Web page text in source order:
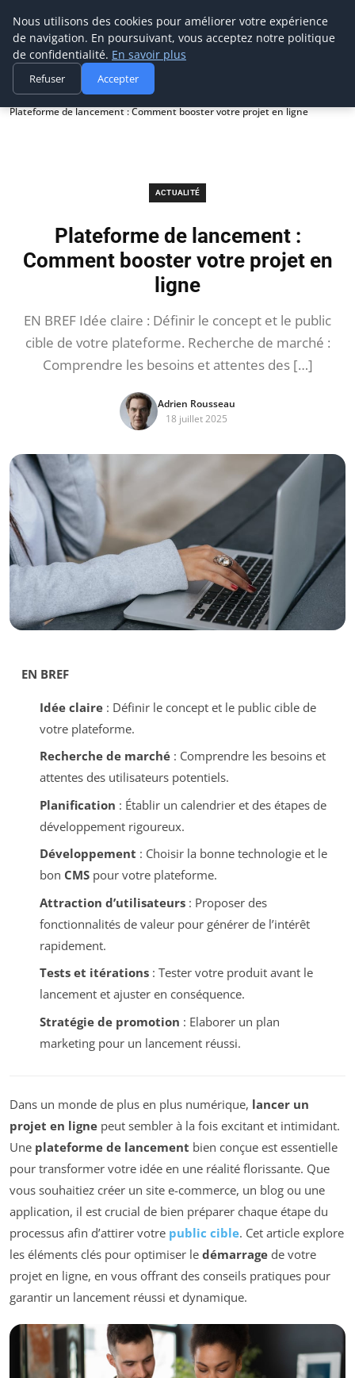
Prospection Pro
Accueil
Actualité
Plateforme de lancement : Comment booster votre projet en ligne
ACTUALITÉ
Plateforme de lancement :
Comment booster votre projet en
ligne
EN BREF Idée claire : Définir le concept et le public
cible de votre plateforme. Recherche de marché :
Comprendre les besoins et attentes des […]
Adrien Rousseau
18 juillet 2025
EN BREF
Idée claire: Définir le concept et le public cible de
votre plateforme.
Recherche de marché: Comprendre les besoins et
attentes des utilisateurs potentiels.
Planification : Établir un calendrier et des étapes de
développement rigoureux.
Développement : Choisir la bonne technologie et le
bon CMSpour votre plateforme.
Attraction d’utilisateurs: Proposer des
fonctionnalités de valeur pour générer de l’intérêt
rapidement.
Tests et itérations: Tester votre produit avant le
lancement et ajuster en conséquence.
Stratégie de promotion : Elaborer un plan
marketing pour un lancement réussi.
Dans un monde de plus en plus numérique, lancer un
projet en ligne peut sembler à la fois excitant et intimidant.
Une plateforme de lancement bien conçue est essentielle
pour transformer votre idée en une réalité florissante. Que
vous souhaitiez créer un site e-commerce, un blog ou une
application, il est crucial de bien préparer chaque étape du
processus afin d’attirer votre public cible. Cet article explore
les éléments clés pour optimiser le démarrage de votre
projet en ligne, en vous offrant des conseils pratiques pour
garantir un lancement réussi et dynamique.
Nous utilisons des cookies pour améliorer votre expérience
de navigation. En poursuivant, vous acceptez notre politique
de confidentialité. En savoir plus
Refuser Accepter